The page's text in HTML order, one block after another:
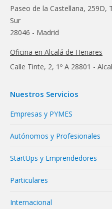
Paseo de la Castellana, 259D,
Sur
28046 - Madrid
Oficina en Alcalá de Henares
Calle Tinte, 2, 1º A 28801 -
Nuestros Servicios
Empresas y PYMES
Autónomos y Profesionales
StartUps y Emprendedores
Particulares
Internacional